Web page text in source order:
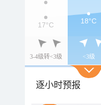
3-4级转<3级 <3级
17°C 18°C
逐小时预报